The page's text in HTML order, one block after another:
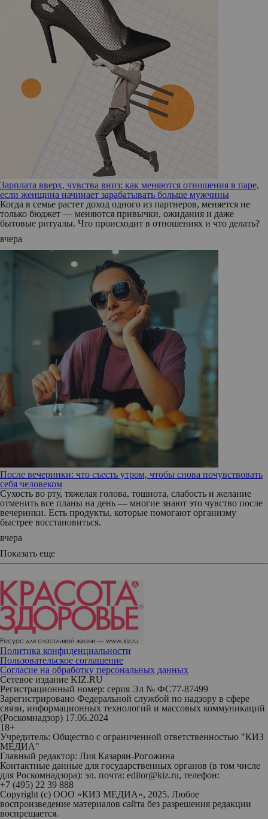
Зарплата вверх, чувства вниз: как меняются отношения в паре,
если женщина начинает зарабатывать больше мужчины
Когда в семье растет доход одного из партнеров, меняется не
только бюджет — меняются привычки, ожидания и даже
бытовые ритуалы. Что происходит в отношениях и что делать?
вчера
После вечеринки: что съесть утром, чтобы снова почувствовать
себя человеком
Сухость во рту, тяжелая голова, тошнота, слабость и желание
отменить все планы на день — многие знают это чувство после
вечеринки. Есть продукты, которые помогают организму
быстрее восстановиться.
вчера
Показать еще
Политика конфиденциальности
Пользовательское соглашение
Согласие на обработку персональных данных
Сетевое издание KIZ.RU
Регистрационный номер: серия Эл № ФС77-87499
Зарегистрировано Федеральной службой по надзору в сфере
связи, информационных технологий и массовых коммуникаций
(Роскомнадзор) 17.06.2024
18+
Учредитель: Общество с ограниченной ответственностью "КИЗ
МЕДИА"
Главный редактор: Лия Казарян-Рогожина
Контактные данные для государственных органов (в том числе
для Роскомнадзора): эл. почта: editor@kiz.ru, телефон:
+7 (495) 22 39 888
Copyright (с) ООО «КИЗ МЕДИА», 2025. Любое
воспроизведение материалов сайта без разрешения редакции
воспрещается.